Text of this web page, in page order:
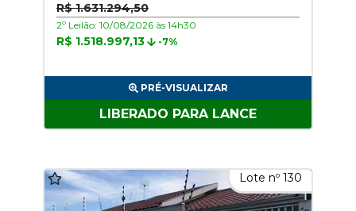
R$ 1.631.294,50
2º Leilão: 10/08/2026 às 14h30
R$ 1.518.997,13 -7%
PRÉ-VISUALIZAR
LIBERADO PARA LANCE
Lote nº 130